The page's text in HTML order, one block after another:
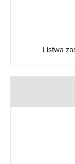
Listwa